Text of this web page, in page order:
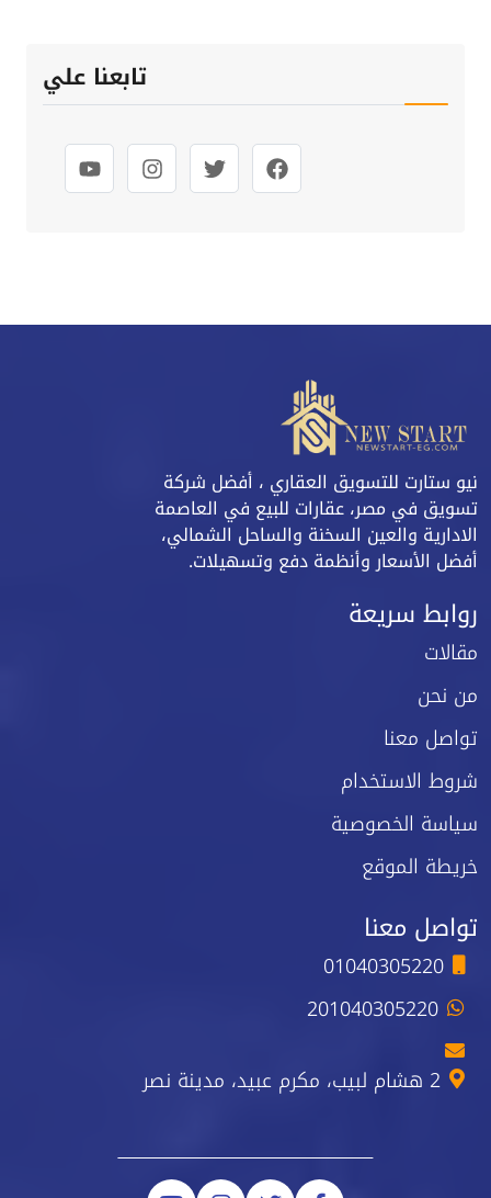
تابعنا علي
نيو ستارت للتسويق العقاري ، أفضل شركة
تسويق في مصر، عقارات للبيع في العاصمة
الادارية والعين السخنة والساحل الشمالي،
أفضل الأسعار وأنظمة دفع وتسهيلات.
روابط سريعة
مقالات
من نحن
تواصل معنا
شروط الاستخدام
سياسة الخصوصية
خريطة الموقع
تواصل معنا
01040305220
201040305220
2 هشام لبيب، مكرم عبيد، مدينة نصر